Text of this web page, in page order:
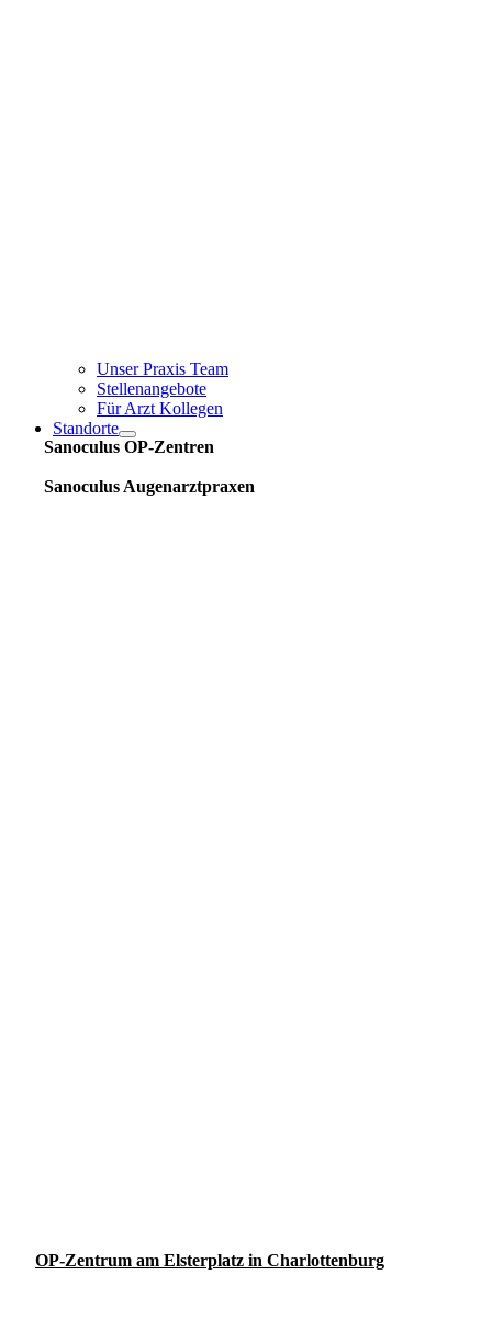
Unser Praxis Team
Stellenangebote
Für Arzt Kollegen
Standorte
Sanoculus OP-Zentren
Sanoculus Augenarztpraxen
OP-Zentrum am Elsterplatz in Charlottenburg